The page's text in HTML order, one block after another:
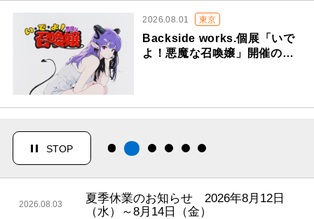
東京
株式会社アカツキメディアス
タジオ 代表取締役社長 樋渡…
STOP
2026.08.03
夏季休業のお知らせ 2026年8月12日
（水）～8月14日（金）